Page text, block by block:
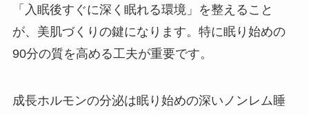
「入眠後すぐに深く眠れる環境」を整えること
が、美肌づくりの鍵になります。特に眠り始めの
90分の質を高める工夫が重要です。
成長ホルモンの分泌は眠り始めの深いノンレム睡